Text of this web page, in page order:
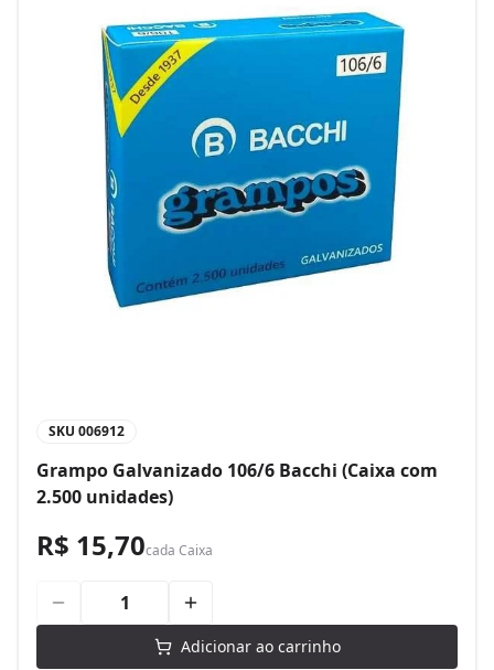
SKU 006912
Grampo Galvanizado 106/6 Bacchi (Caixa com
2.500 unidades)
R$ 15,70cada Caixa
Adicionar ao carrinho